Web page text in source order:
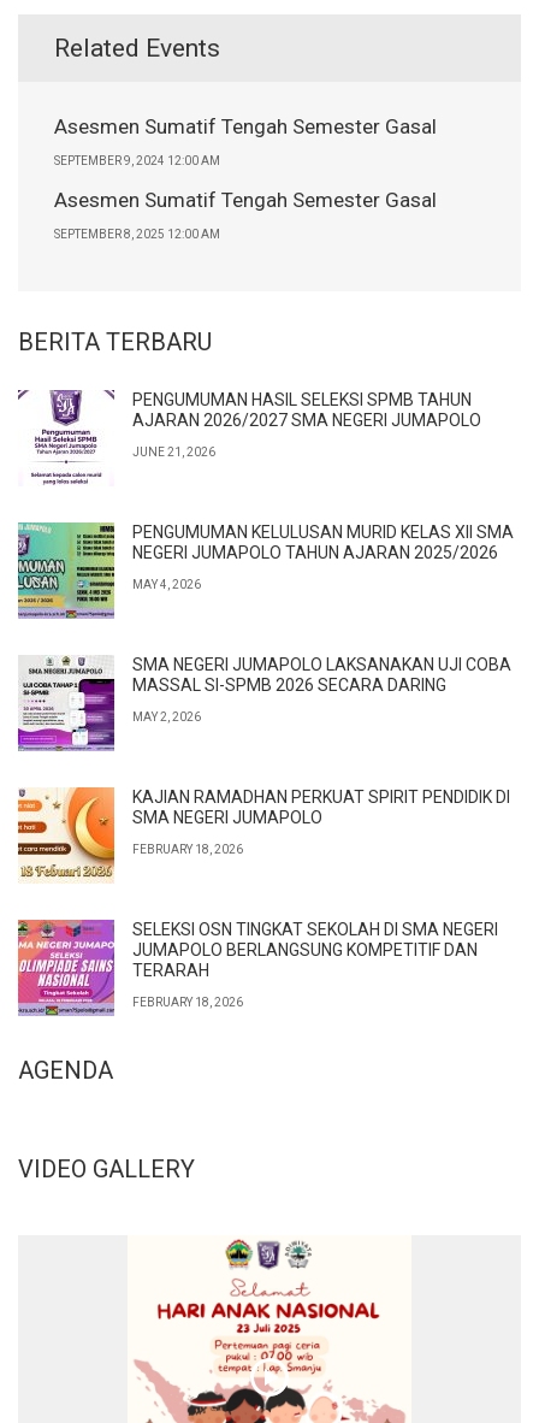
Related Events
Asesmen Sumatif Tengah Semester Gasal
SEPTEMBER 9, 2024 12:00 AM
Asesmen Sumatif Tengah Semester Gasal
SEPTEMBER 8, 2025 12:00 AM
BERITA TERBARU
PENGUMUMAN HASIL SELEKSI SPMB TAHUN
AJARAN 2026/2027 SMA NEGERI JUMAPOLO
JUNE 21, 2026
PENGUMUMAN KELULUSAN MURID KELAS XII SMA
NEGERI JUMAPOLO TAHUN AJARAN 2025/2026
MAY 4, 2026
SMA NEGERI JUMAPOLO LAKSANAKAN UJI COBA
MASSAL SI-SPMB 2026 SECARA DARING
MAY 2, 2026
KAJIAN RAMADHAN PERKUAT SPIRIT PENDIDIK DI
SMA NEGERI JUMAPOLO
FEBRUARY 18, 2026
SELEKSI OSN TINGKAT SEKOLAH DI SMA NEGERI
JUMAPOLO BERLANGSUNG KOMPETITIF DAN
TERARAH
FEBRUARY 18, 2026
AGENDA
VIDEO GALLERY